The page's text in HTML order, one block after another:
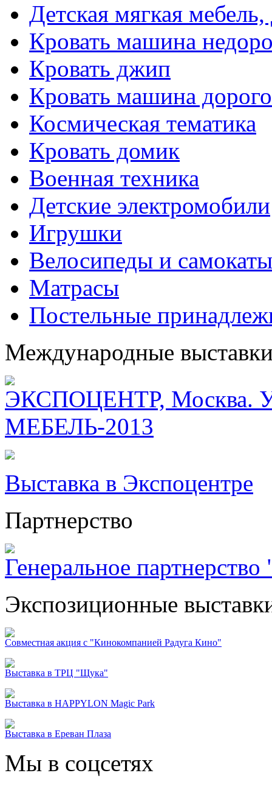
Детская мягкая
Кровать машина
Кровать джип
Кровать машина дорого
Космическая тематика
Кровать домик
Военная техника
Детские электромобили
Игрушки
Велосипеды и самокаты
Матрасы
Постельные
Международные
ЭКСПОЦЕНТР, Москва.
МЕБЕЛЬ-2013
Выставка в Экспоцентре
Партнерство
Генеральное
Экспозиционные
Совместная акция с "Кинокомпанией Радуга Кино"
Выставка в ТРЦ "Щука"
Выставка в HAPPYLON Magic Park
Выставка в Ереван Плаза
Мы в соцсетях